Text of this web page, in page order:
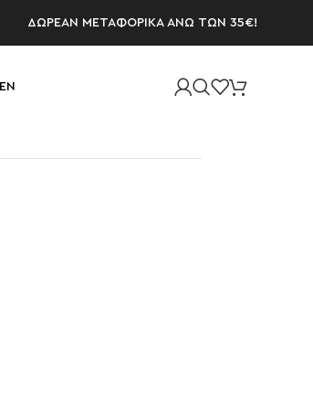
ΔΩΡΕΑΝ ΜΕΤΑΦΟΡΙΚΑ ΑΝΩ ΤΩΝ 35€!
EN